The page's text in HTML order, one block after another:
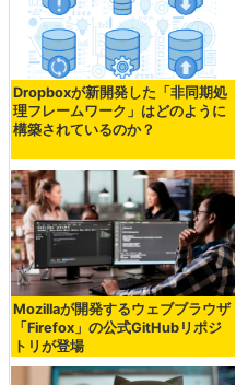
Dropboxが新開発した「非同期処
理フレームワーク」はどのように
構築されているのか？
Mozillaが開発するウェブブラウザ
「Firefox」の公式GitHubリポジ
トリが登場